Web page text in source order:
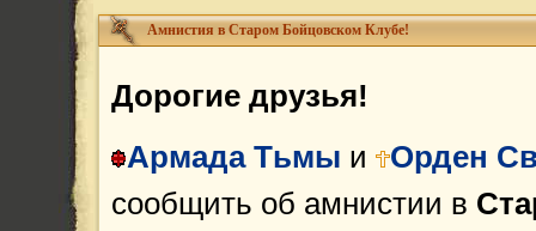
Амнистия в Старом Бойцовском Клубе!
Дорогие друзья!
Армада Тьмы и
Орден
сообщить об амнистии в